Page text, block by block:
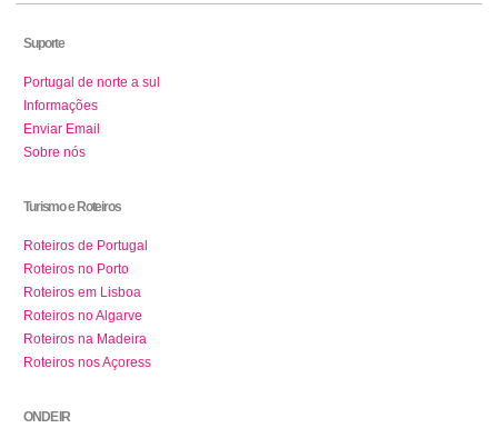
Suporte
Portugal de norte a sul
Informações
Enviar Email
Sobre nós
Turismo e Roteiros
Roteiros de Portugal
Roteiros no Porto
Roteiros em Lisboa
Roteiros no Algarve
Roteiros na Madeira
Roteiros nos Açoress
ONDE IR